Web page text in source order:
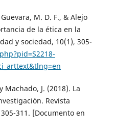
M. D. F., & Alejo
de la ética en la
y sociedad, 10(1), 305-
Machado, J. (2018). La
Revista
311. [Documento en